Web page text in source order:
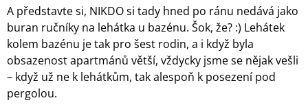
A představte si, NIKDO si tady hned po ránu nedává jako
buran ručníky na lehátka u bazénu. Šok, že? :) Lehátek
kolem bazénu je tak pro šest rodin, a i když byla
obsazenost apartmánů větší, vždycky jsme se nějak vešli
– když už ne k lehátkům, tak alespoň k posezení pod
pergolou.